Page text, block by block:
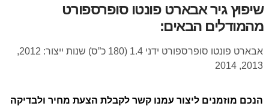
שיפוץ גיר אבארט פונטו סופרספורט
מהמודלים הבאים:
אבארט פונטו סופרספורט ידני 1.4 (180 כ”ס) שנות ייצור: 2012,
2013, 2014
הנכם מוזמנים ליצור עמנו קשר לקבלת הצעת מחיר ולבדיקה